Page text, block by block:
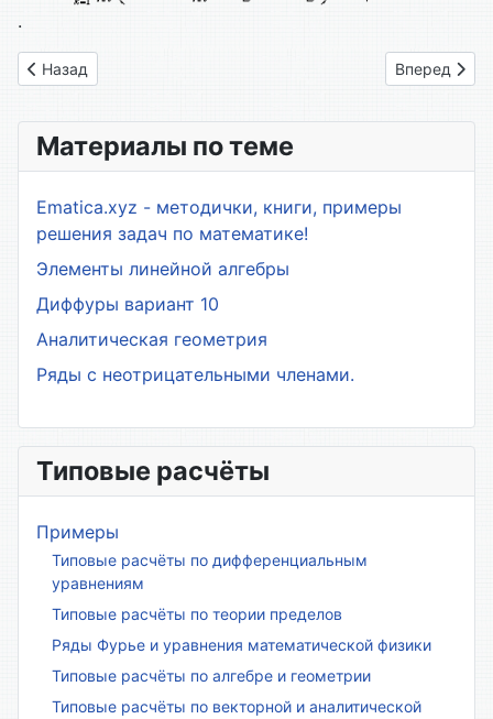
.
Предыдущий: 1.1. Ряды Фурье. Гармонический анализ
Назад Следующий:
Вперед
Материалы по теме
Ematica.xyz - методички, книги, примеры
решения задач по математике!
Элементы линейной алгебры
Диффуры вариант 10
Аналитическая геометрия
Ряды с неотрицательными членами.
Типовые расчёты
Примеры
Типовые расчёты по дифференциальным
уравнениям
Типовые расчёты по теории пределов
Ряды Фурье и уравнения математической физики
Типовые расчёты по алгебре и геометрии
Типовые расчёты по векторной и аналитической